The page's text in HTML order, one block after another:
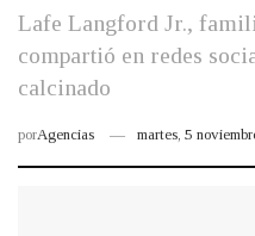
Lafe Langford Jr.,
compartió en redes
calcinado
porAgencias martes, 5